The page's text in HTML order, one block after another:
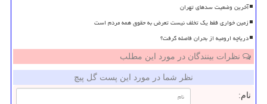
آخرین وضعیت سدهای تهران
زمین خواری فقط یک تخلف نیست تعرض به حقوق همه مردم است
دریاچه ارومیه از بحران فاصله گرفت؟
نظرات بینندگان در مورد این مطلب
نظر شما در مورد این پست گل پیچ
نام: